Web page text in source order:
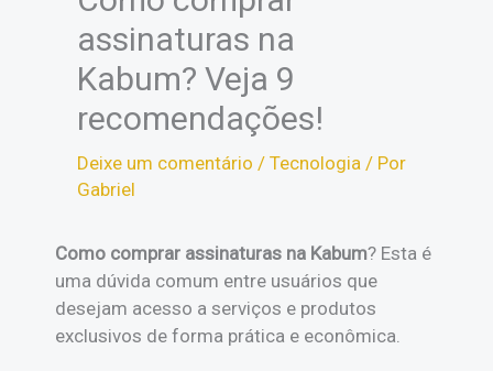
assinaturas na
Kabum? Veja 9
recomendações!
Deixe um comentário / Tecnologia / Por
Gabriel
Como comprar assinaturas na Kabum? Esta é
uma dúvida comum entre usuários que
desejam acesso a serviços e produtos
exclusivos de forma prática e econômica.